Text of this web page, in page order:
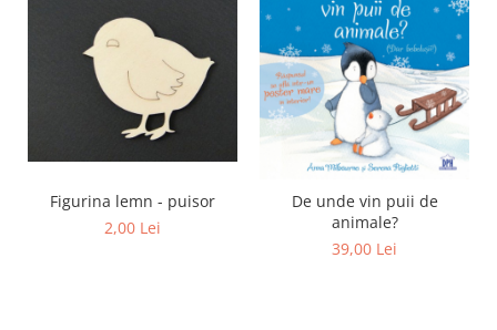
Figurina lemn - puisor
2,00 Lei
De unde vin puii de
animale?
39,00 Lei